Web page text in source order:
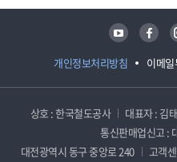
개인정보처리방침 이메
유튜브 페이스북
상호 : 한국철도공사 대표자 : 김
통신판매업신고 :
대전광역시 동구 중앙로 240
고객